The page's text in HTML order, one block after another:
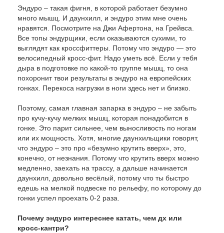
Эндуро – такая фигня, в которой работает безумно
много мышц. И даунхилл, и эндуро этим мне очень
нравятся. Посмотрите на Джи Афертона, на Грейвса.
Все топы эндурщики, если оказываются сухими, то
выглядят как кроссфиттеры. Потому что эндуро — это
велосипедный кросс-фит. Надо уметь всё. Если у тебя
дыра в подготовке по какой-то группе мышц, то она
похоронит твои результаты в эндуро на европейских
гонках. Перекоса нагрузки в ноги здесь нет и близко.
Поэтому, самая главная запарка в эндуро – не забыть
про кучу-кучу мелких мышц, которая понадобится в
гонке. Это парит сильнее, чем выносливость по ногам
или их мощность. Хотя, многие даунхильщики говорят,
что эндуро – это про «безумно крутить вверх», это,
конечно, от незнания. Потому что крутить вверх можно
медленно, заехать на трассу, а дальше начинается
даунхилл, довольно весёлый, потому что ты быстро
едешь на мелкой подвеске по рельефу, по которому до
гонки успел проехать 0-2 раза.
Почему эндуро интереснее катать, чем дх или
кросс-кантри?